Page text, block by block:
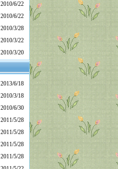
2010/6/22
2010/6/22
2010/3/28
2010/3/22
2010/3/20
2013/6/18
2010/3/18
2010/6/30
2011/5/28
2011/5/28
2011/5/28
2011/5/28